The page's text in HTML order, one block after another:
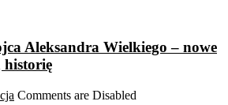
Aleksandra Wielkiego – nowe
historię
Comments are Disabled